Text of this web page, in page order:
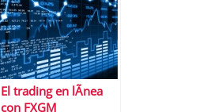
El trading en lÃ­nea
con FXGM